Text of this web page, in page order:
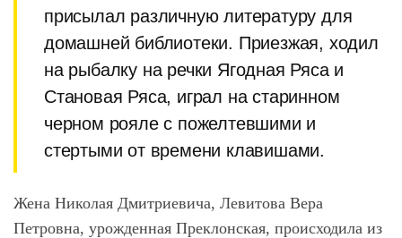
присылал различную литературу для
домашней библиотеки. Приезжая, ходил
на рыбалку на речки Ягодная Ряса и
Становая Ряса, играл на старинном
черном рояле с пожелтевшими и
стертыми от времени клавишами.
Жена Николая Дмитриевича, Левитова Вера
Петровна, урожденная Преклонская, происходила из